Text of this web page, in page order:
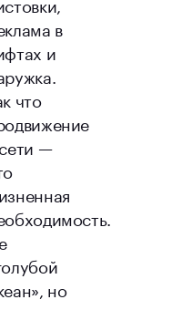
в
и
что
—
но